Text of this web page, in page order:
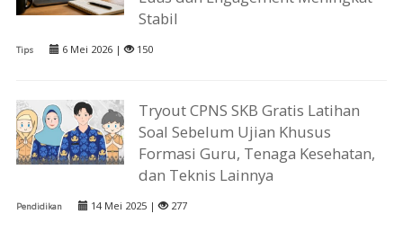
Stabil
Tips 6 Mei 2026 | 150
Tryout CPNS SKB Gratis Latihan
Soal Sebelum Ujian Khusus
Formasi Guru, Tenaga Kesehatan,
dan Teknis Lainnya
Pendidikan 14 Mei 2025 | 277